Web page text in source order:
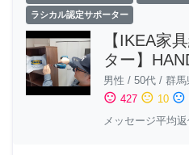
ラシカル認定サポーター
【IKEA家
ター】
男性 / 50代 / 群馬
sentiment_satisfied 427 sentiment_neutral 10 sentiment_dissatisfied
メッセージ平均